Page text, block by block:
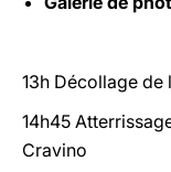
13h Décollage de
14h45
Cravino